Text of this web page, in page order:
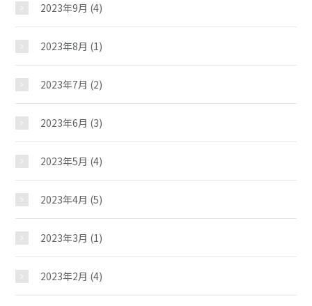
ギャラリー
教室紹介
夢ステーション
児童クラブ
2023年9月 (4)
2023年8月 (1)
2023年7月 (2)
2023年6月 (3)
2023年5月 (4)
2023年4月 (5)
2023年3月 (1)
2023年2月 (4)